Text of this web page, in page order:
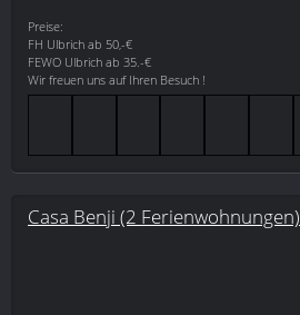
Preise:
FH Ulbrich ab 50,-€
FEWO Ulbrich ab 35.-€
Wir freuen uns auf Ihren Besuch !
Casa Benji (2 Ferienwohnungen)